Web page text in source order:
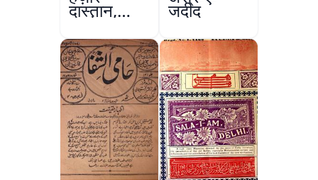
दास्तान,
लाहौर
जदीद